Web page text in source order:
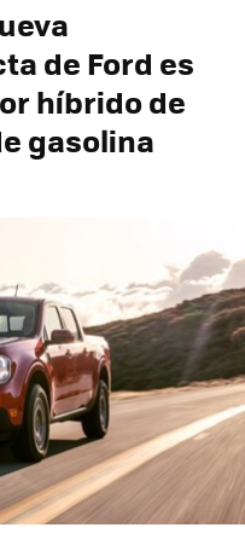
de Ford es
híbrido de
gasolina